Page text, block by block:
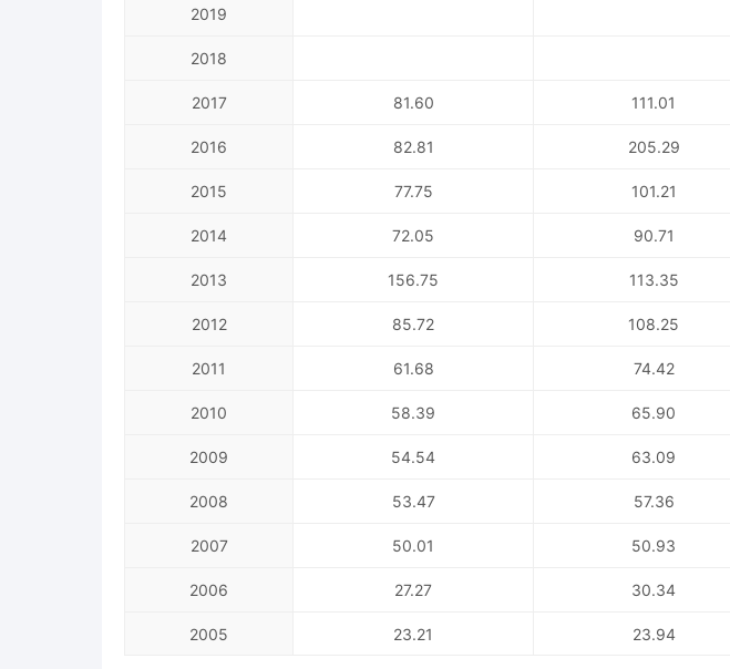
2019
2018
2017 81.60 111.01
2016 82.81 205.29
2015 77.75 101.21
2014 72.05 90.71
2013 156.75 113.35
2012 85.72 108.25
2011 61.68 74.42
2010 58.39 65.90
2009 54.54 63.09
2008 53.47 57.36
2007 50.01 50.93
2006 27.27 30.34
2005 23.21 23.94